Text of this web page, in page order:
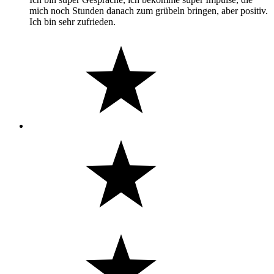
mich noch Stunden danach zum grübeln bringen, aber positiv.
Ich bin sehr zufrieden.